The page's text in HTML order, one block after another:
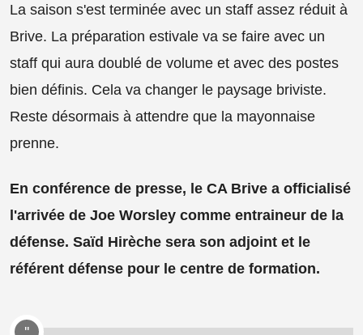
La saison s'est terminée avec un staff assez réduit à
Brive. La préparation estivale va se faire avec un
staff qui aura doublé de volume et avec des postes
bien définis. Cela va changer le paysage briviste.
Reste désormais à attendre que la mayonnaise
prenne.
En conférence de presse, le CA Brive a officialisé
l'arrivée de Joe Worsley comme entraineur de la
défense. Saïd Hirèche sera son adjoint et le
référent défense pour le centre de formation.